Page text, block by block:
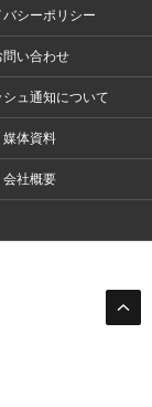
バシーポリシー
問い合わせ
ュ通知について
媒体資料
会社概要